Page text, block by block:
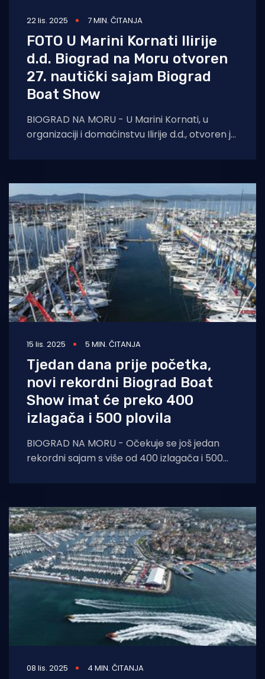
22 lis. 2025 7 MIN. ČITANJA
FOTO U Marini Kornati Ilirije
d.d. Biograd na Moru otvoren
27. nautički sajam Biograd
Boat Show
BIOGRAD NA MORU - U Marini Kornati, u
organizaciji i domaćinstvu Ilirije d.d., otvoren je
15 lis. 2025 5 MIN. ČITANJA
Tjedan dana prije početka,
novi rekordni Biograd Boat
Show imat će preko 400
izlagača i 500 plovila
BIOGRAD NA MORU - Očekuje se još jedan
rekordni sajam s više od 400 izlagača i 500
08 lis. 2025 4 MIN. ČITANJA